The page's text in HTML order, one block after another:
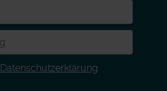
Datenschutzerklärung